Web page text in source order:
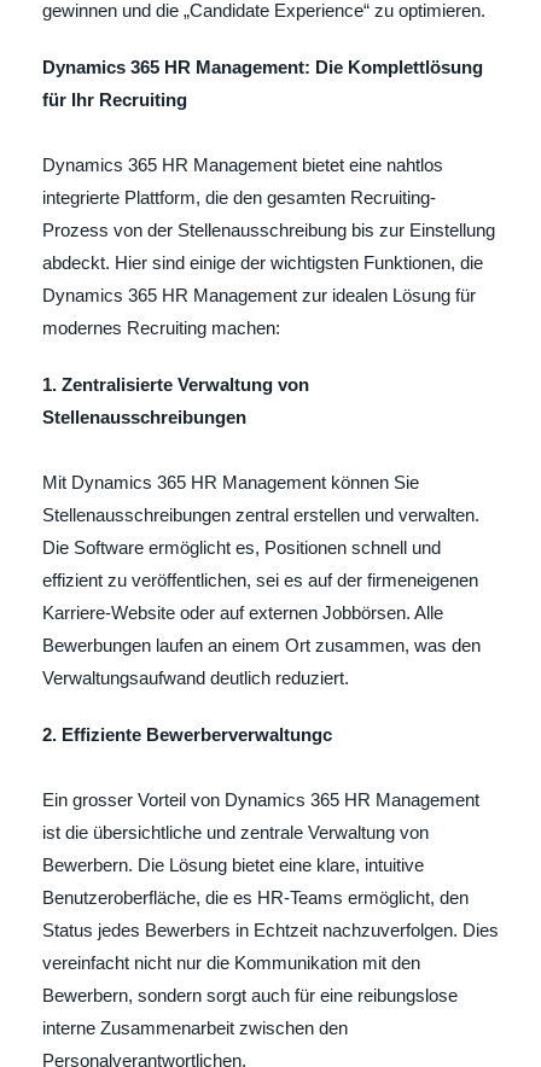
gewinnen und die „Candidate Experience“ zu optimieren.
Dynamics 365 HR Management: Die Komplettlösung
für Ihr Recruiting
Dynamics 365 HR Management bietet eine nahtlos
integrierte Plattform, die den gesamten Recruiting-
Prozess von der Stellenausschreibung bis zur Einstellung
abdeckt. Hier sind einige der wichtigsten Funktionen, die
Dynamics 365 HR Management zur idealen Lösung für
modernes Recruiting machen:
1. Zentralisierte Verwaltung von
Stellenausschreibungen
Mit Dynamics 365 HR Management können Sie
Stellenausschreibungen zentral erstellen und verwalten.
Die Software ermöglicht es, Positionen schnell und
effizient zu veröffentlichen, sei es auf der firmeneigenen
Karriere-Website oder auf externen Jobbörsen. Alle
Bewerbungen laufen an einem Ort zusammen, was den
Verwaltungsaufwand deutlich reduziert.
2. Effiziente Bewerberverwaltungc
Ein grosser Vorteil von Dynamics 365 HR Management
ist die übersichtliche und zentrale Verwaltung von
Bewerbern. Die Lösung bietet eine klare, intuitive
Benutzeroberfläche, die es HR-Teams ermöglicht, den
Status jedes Bewerbers in Echtzeit nachzuverfolgen. Dies
vereinfacht nicht nur die Kommunikation mit den
Bewerbern, sondern sorgt auch für eine reibungslose
interne Zusammenarbeit zwischen den
Personalverantwortlichen.